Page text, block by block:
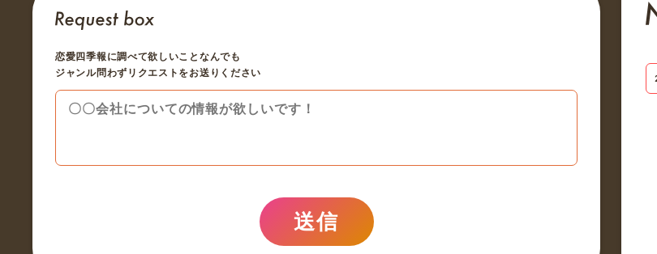
恋愛四季報に調べて欲しいことなんでも
ジャンル問わずリクエストをお送りください
送信